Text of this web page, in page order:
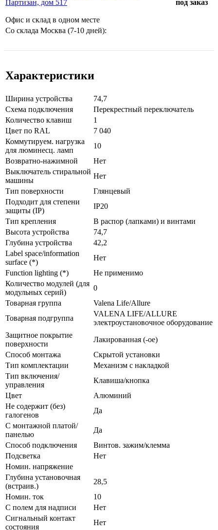
Партизан, дом 517
Офис и склад в одном месте
под заказ
Со склада Москва (7-10 дней):
Характеристики
Ширина устройства
74,7
Схема подключения
Перекрестный переключатель
Количество клавиш
1
Цвет по RAL
7 040
Коммутируем. нагрузка
для люминесц. ламп
10
Возвратно-нажимной
Нет
Выключатель стиральной
машины
Нет
Тип поверхности
Глянцевый
Подходит для степени
защиты (IP)
IP20
Тип крепления
В распор (лапками) и винтами
Высота устройства
74,7
Глубина устройства
42,2
Label space/information
surface (*)
Нет
Function lighting (*)
Не применимо
Количество модулей (для
модульных серий)
0
Товарная группа
Valena Life/Allure
Товарная подгруппа
VALENA LIFE/ALLURE
электроустановочное оборудование
Защитное покрытие
поверхности
Лакированная (-ое)
Способ монтажа
Скрытой установки
Тип комплектации
Механизм с накладкой
Тип включения/
управления
Клавиша/кнопка
Цвет
Алюминий
Не содержит (без)
галогенов
Да
С монтажной платой/
панелью
Да
Способ подключения
Винтов. зажим/клемма
Подсветка
Нет
Номин. напряжение
Глубина установочная
(встраив.)
28,5
Номин. ток
10
С полем для надписи
Нет
Сигнальный контакт
состояния
Нет